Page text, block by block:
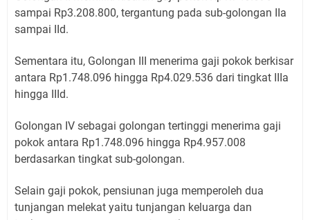
sampai Rp3.208.800, tergantung pada sub-golongan IIa
sampai IId.
Sementara itu, Golongan III menerima gaji pokok berkisar
antara Rp1.748.096 hingga Rp4.029.536 dari tingkat IIIa
hingga IIId.
Golongan IV sebagai golongan tertinggi menerima gaji
pokok antara Rp1.748.096 hingga Rp4.957.008
berdasarkan tingkat sub-golongan.
Selain gaji pokok, pensiunan juga memperoleh dua
tunjangan melekat yaitu tunjangan keluarga dan